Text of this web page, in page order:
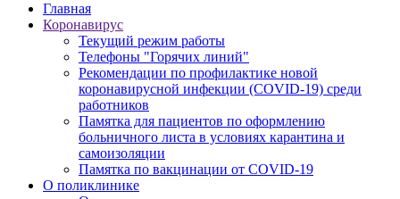
Главная
Коронавирус
Текущий режим работы
Телефоны "Горячих линий"
Рекомендации по профилактике новой
коронавирусной инфекции (COVID-19) среди
работников
Памятка для пациентов по оформлению
больничного листа в условиях карантина и
самоизоляции
Памятка по вакцинации от COVID-19
О поликлинике